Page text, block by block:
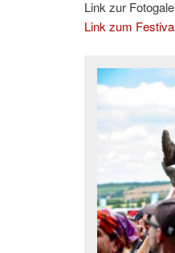
Link zur
Link zum